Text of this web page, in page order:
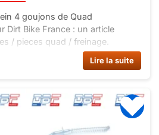
4 goujons de Quad
Dirt Bike France : un article
/ pieces quad / freinage.
Lire la suite